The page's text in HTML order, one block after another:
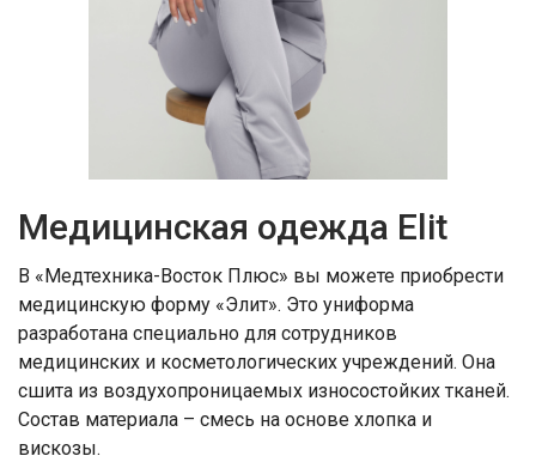
Медицинская одежда Elit
В «Медтехника-Восток Плюс» вы можете приобрести
медицинскую форму «Элит». Это униформа
разработана специально для сотрудников
медицинских и косметологических учреждений. Она
сшита из воздухопроницаемых износостойких тканей.
Состав материала – смесь на основе хлопка и
вискозы.